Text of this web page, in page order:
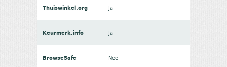
Thuiswinkel.org Ja
Keurmerk.info Ja
BrowseSafe Nee